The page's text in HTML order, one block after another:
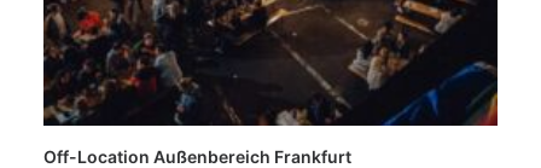
Off-Location Außenbereich Frankfurt